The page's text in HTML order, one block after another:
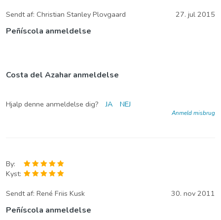
Sendt af: Christian Stanley Plovgaard 27. jul 2015
Peñíscola anmeldelse
Costa del Azahar anmeldelse
Hjalp denne anmeldelse dig? JA NEJ
Anmeld misbrug
By:
Kyst:
Sendt af: René Friis Kusk 30. nov 2011
Peñíscola anmeldelse